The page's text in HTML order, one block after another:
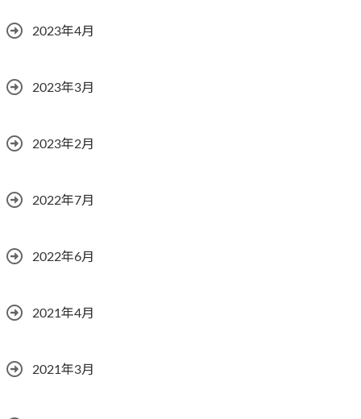
2023年4月
2023年3月
2023年2月
2022年7月
2022年6月
2021年4月
2021年3月